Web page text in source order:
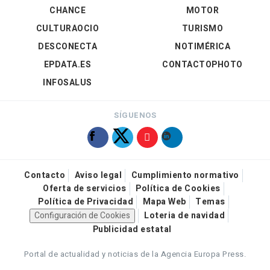
CHANCE
CULTURAOCIO
DESCONECTA
EPDATA.ES
INFOSALUS
MOTOR
TURISMO
NOTIMÉRICA
CONTACTOPHOTO
SÍGUENOS
Contacto Aviso legal
Cumplimiento normativo
Oferta de servicios
Política de Cookies
Política de Privacidad
Mapa Web
Temas
Configuración de Cookies
Loteria de navidad
Publicidad estatal
Portal de actualidad y noticias de la Agencia Europa Press.